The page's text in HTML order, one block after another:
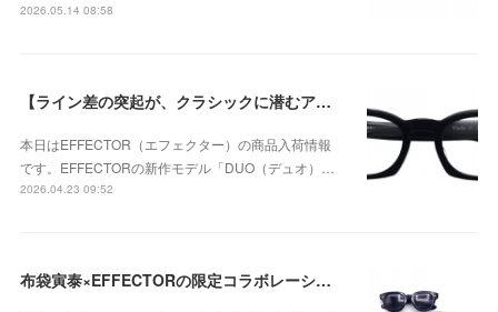
2026.05.14 08:58
【ライン差の突起が、クラシックに潜むアバンギャルドな個性を強調】EFFECTOR（エフェクター） DUO（デュオ） BKが入荷！
本日はEFFECTOR（エフェクター）の商品入荷情報
です。EFFECTORの新作モデル「DUO（デュオ）…
2026.04.23 09:52
布袋寅泰×EFFECTORの限定コラボレーションモデル 「UNISON HT」が入荷！